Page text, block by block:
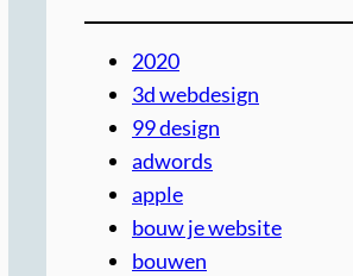
2020
3d webdesign
99 design
adwords
apple
bouw je website
bouwen